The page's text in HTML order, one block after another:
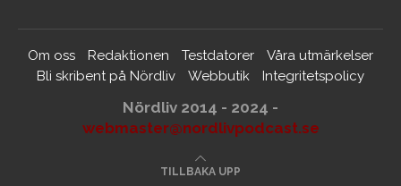
Om oss Redaktionen Testdatorer
Våra utmärkelser
Bli skribent på Nördliv
Webbutik Integritetspolicy
Nördliv 2014 - 2024 -
webmaster@nordlivpodcast.se
TILLBAKA UPP